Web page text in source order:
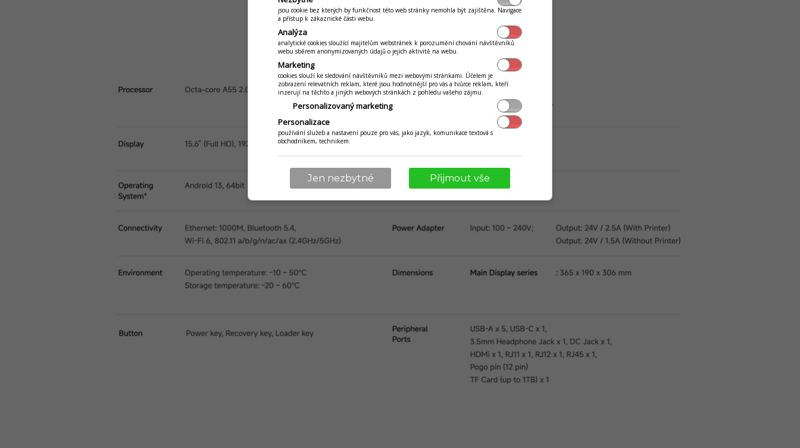
Technické parametry
jsou cookie bez kterých by funkčnost této web stránky nemohla být zajištěna. Navigace
a přístup k zákaznické části webu.
Analýza
analytické cookies sloužící majitelům webstránek k porozumění chování návštěvníků
webu sběrem anonymizovaných údajů o jejich aktivitě na webu.
Marketing
cookies slouží ke sledování návštěvníků mezi webovými stránkami. Účelem je
zobrazení relevatních reklam, které jsou hodnotnější pro vás a tvůrce reklam, kteří
inzerují na těchto a jiných webových stránkách z pohledu vašeho zájmu.
Personalizovaný marketing
Personalizace
používání služeb a nastavení pouze pro vás, jako jazyk, komunikace textová s
obchodníkem, technikem.
Jen nezbytné Přijmout vše